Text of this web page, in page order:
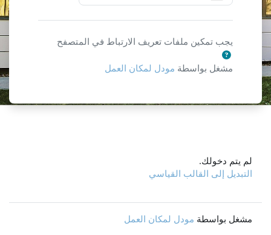
يجب تمكين ملفات تعريف الارتباط في المتصفح
مشغل بواسطة مودل لمكان العمل
لم يتم دخولك.
التبديل إلى القالب القياسي
مشغل بواسطة مودل لمكان العمل